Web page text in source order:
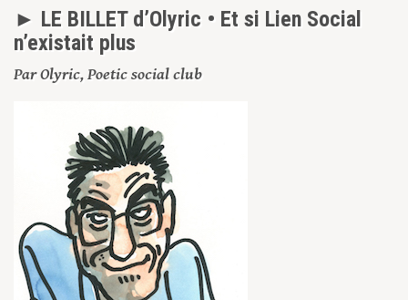
► LE BILLET d’Olyric • Et si Lien Social
n’existait plus
Par Olyric, Poetic social club